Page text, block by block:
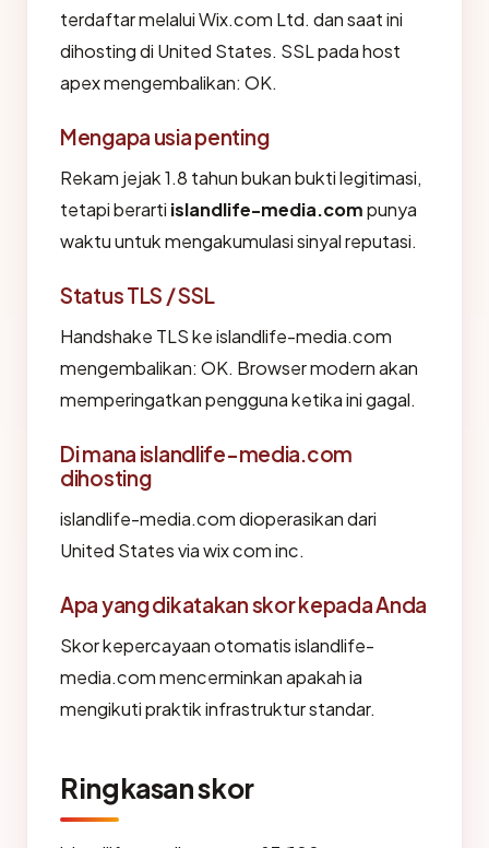
terdaftar melalui Wix.com Ltd. dan saat ini
dihosting di United States. SSL pada host
apex mengembalikan: OK.
Mengapa usia penting
Rekam jejak 1.8 tahun bukan bukti legitimasi,
tetapi berarti islandlife-media.compunya
waktu untuk mengakumulasi sinyal reputasi.
Status TLS / SSL
Handshake TLS ke islandlife-media.com
mengembalikan: OK. Browser modern akan
memperingatkan pengguna ketika ini gagal.
Di mana islandlife-media.com
dihosting
islandlife-media.com dioperasikan dari
United States via wix com inc.
Apa yang dikatakan skor kepada Anda
Skor kepercayaan otomatis islandlife-
media.com mencerminkan apakah ia
mengikuti praktik infrastruktur standar.
Ringkasan skor